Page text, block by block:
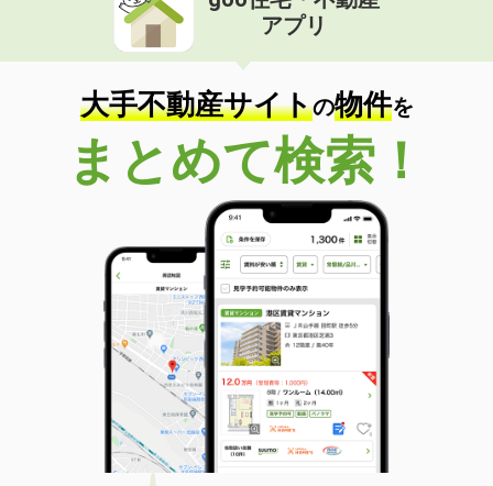
アプリ
大手不動産サイトの物件を
まとめて検索！